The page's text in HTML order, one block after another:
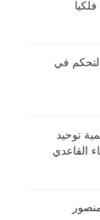
في
توحيد
القاعدي